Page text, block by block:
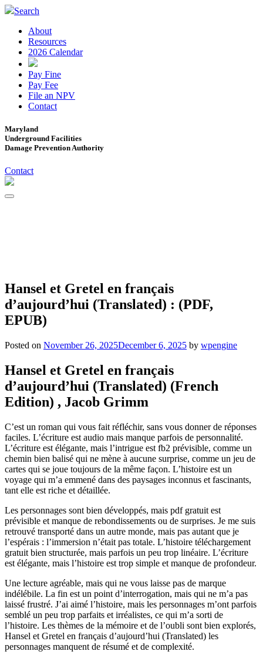
Search
About
Resources
2026 Calendar
Pay Fine
Pay Fee
File an NPV
Contact
Maryland
Underground Facilities
Damage Prevention Authority
Contact
Hansel et Gretel en français
d’aujourd’hui (Translated) : (PDF,
EPUB)
Posted on November 26, 2025December 6, 2025 by wpengine
Hansel et Gretel en français
d’aujourd’hui (Translated) (French
Edition) , Jacob Grimm
C’est un roman qui vous fait réfléchir, sans vous donner de réponses
faciles. L’écriture est audio mais manque parfois de personnalité.
L’écriture est élégante, mais l’intrigue est fb2 prévisible, comme un
chemin bien balisé qui ne mène à aucune surprise, comme un jeu de
cartes qui se joue toujours de la même façon. L’histoire est un
voyage qui m’a emmené dans des paysages inconnus et fascinants,
tant elle est riche et détaillée.
Les personnages sont bien développés, mais pdf gratuit est
prévisible et manque de rebondissements ou de surprises. Je me suis
retrouvé transporté dans un autre monde, mais pas autant que je
l’espérais : l’immersion n’était pas totale. L’histoire téléchargement
gratuit bien structurée, mais parfois un peu trop linéaire. L’écriture
est élégante, mais l’histoire est trop simple et manque de profondeur.
Une lecture agréable, mais qui ne vous laisse pas de marque
indélébile. La fin est un point d’interrogation, mais qui ne m’a pas
laissé frustré. J’ai aimé l’histoire, mais les personnages m’ont parfois
semblé un peu trop parfaits et irréalistes, ce qui m’a sorti de
l’histoire. Les thèmes de la mémoire et de l’oubli sont bien explorés,
Hansel et Gretel en français d’aujourd’hui (Translated) les
personnages manquent de résumé et de complexité.